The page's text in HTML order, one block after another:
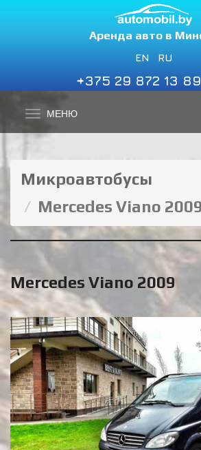
Аренда авто в
EN RU
+375 29 872 13 89
МЕНЮ
Микроавтобусы
Mercedes Viano 2009
Mercedes Viano 2009